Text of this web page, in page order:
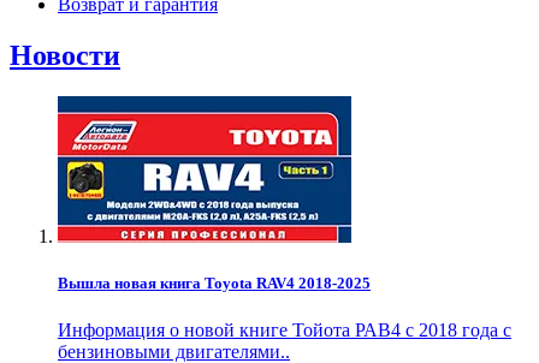
Новости
Вышла новая книга Toyota RAV4 2018-2025
Информация о новой книге Тойота РАВ4 с 2018 года с
бензиновыми двигателями..